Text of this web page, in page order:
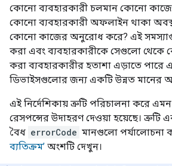
কোনো ব্যবহারকারী চলমান কোনো কাজে
কোনো ব্যবহারকারী অফলাইন থাকা
কোনো কাজের অনুরোধ করে? এই
করা এবং ব্যবহারকারীকে সেগুলো থেকে
করা ব্যবহারকারীর হতাশা এড়াতে
ডিভাইসগুলোর জন্য একটি উন্নত মানের
এই নির্দেশিকায় ত্রুটি পরিচালনা করে এমন
রেসপন্সের উদাহরণ দেওয়া হয়েছে। ত্রুটি
বৈধ errorCode মানগুলো পর্যালোচনা
ব্যতিক্রম’ অংশটি দেখুন।